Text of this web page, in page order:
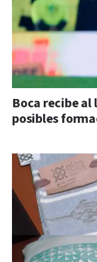
Boca recibe al
posibles